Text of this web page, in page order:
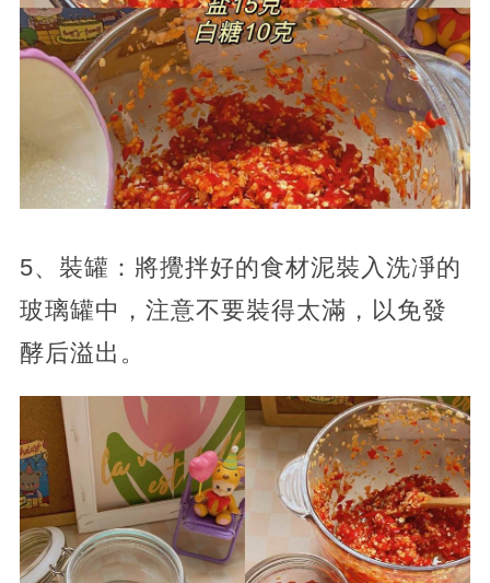
5、裝罐：將攪拌好的食材泥裝入洗凈的
玻璃罐中，注意不要裝得太滿，以免發
酵后溢出。